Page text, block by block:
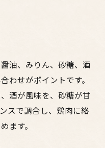
油、みりん、砂糖、酒
わせがポイントです。
酒が風味を、砂糖が甘
スで調合し、鶏肉に絡
ます。